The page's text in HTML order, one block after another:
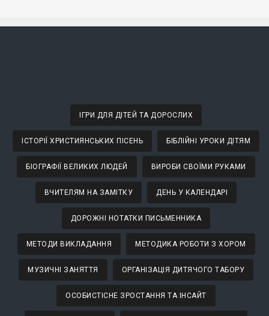
ІГРИ ДЛЯ ДІТЕЙ ТА ДОРОСЛИХ
ІСТОРІЇ ХРИСТИЯНСЬКИХ ПІСЕНЬ БІБЛІЙНІ УРОКИ ДІТЯМ
БІОГРАФІЇ ВЕЛИКИХ ЛЮДЕЙ ВИРОБИ СВОЇМИ РУКАМИ
ВЧИТЕЛЯМ НА ЗАМІТКУ ДЕНЬ У КАЛЕНДАРІ
ДОРОЖНІ НОТАТКИ ПИСЬМЕННИКА
МЕТОДИ ВИКЛАДАННЯ МЕТОДИКА РОБОТИ З ХОРОМ
МУЗИЧНІ ЗАНЯТТЯ ОРГАНІЗАЦІЯ ДИТЯЧОГО ТАБОРУ
ОСОБИСТІСНЕ ЗРОСТАННЯ ТА ІНСАЙТ